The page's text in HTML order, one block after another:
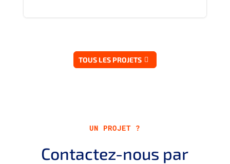
TOUS LES PROJETS
UN PROJET ?
Contactez-nous par